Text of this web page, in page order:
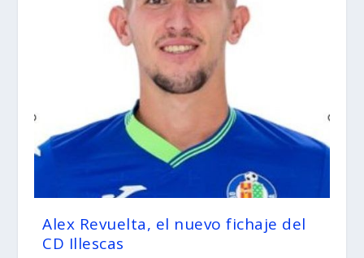
Alex Revuelta, el nuevo fichaje del
CD Illescas